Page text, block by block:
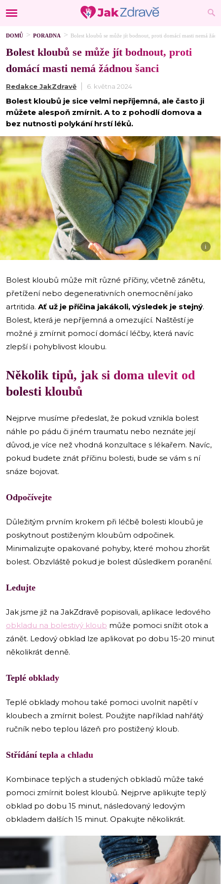
DOMŮ PORADNA Bolest kloubů se může jít bodnout, proti domácí masti nemá
Bolest kloubů se může jít bodnout, proti
domácí masti nemá žádnou šanci
Redakce JakZdravě 6. května 2024
Bolest kloubů je sice velmi nepříjemná, ale často ji
můžete alespoň zmírnit. A to z pohodlí domova a
bez nutnosti polykání hrstí léků.
i
Bolest kloubů může mít různé příčiny, včetně zánětu,
přetížení nebo degenerativních onemocnění jako
artritida. Ať už je příčina jakákoli, výsledek je stejný.
Bolest, která je nepříjemná a omezující. Naštěstí je
možné ji zmírnit pomocí domácí léčby, která navíc
zlepší i pohyblivost kloubu.
Několik tipů, jak si doma ulevit od
bolesti kloubů
Nejprve musíme předeslat, že pokud vznikla bolest
náhle po pádu či jiném traumatu nebo neznáte její
důvod, je více než vhodná konzultace s lékařem. Navíc,
pokud budete znát příčinu bolesti, bude se vám s ní
snáze bojovat.
Odpočívejte
Důležitým prvním krokem při léčbě bolesti kloubů je
poskytnout postiženým kloubům odpočinek.
Minimalizujte opakované pohyby, které mohou zhoršit
bolest. Obzvláště pokud je bolest důsledkem poranění.
Ledujte
Jak jsme již na JakZdravě popisovali, aplikace ledového
obkladu na bolestivý kloub může pomoci snížit otok a
zánět. Ledový obklad lze aplikovat po dobu 15-20 minut
několikrát denně.
Teplé obklady
Teplé obklady mohou také pomoci uvolnit napětí v
kloubech a zmírnit bolest. Použijte například nahřátý
ručník nebo teplou lázeň pro postižený kloub.
Střídání tepla a chladu
Kombinace teplých a studených obkladů může také
pomoci zmírnit bolest kloubů. Nejprve aplikujte teplý
obklad po dobu 15 minut, následovaný ledovým
obkladem dalších 15 minut. Opakujte několikrát.